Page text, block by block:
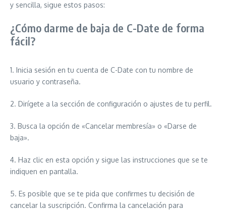
y sencilla, sigue estos pasos:
¿Cómo darme de baja de C-Date de forma
fácil?
1. Inicia sesión en tu cuenta de C-Date con tu nombre de
usuario y contraseña.
2. Dirígete a la sección de configuración o ajustes de tu perfil.
3. Busca la opción de «Cancelar membresía» o «Darse de
baja».
4. Haz clic en esta opción y sigue las instrucciones que se te
indiquen en pantalla.
5. Es posible que se te pida que confirmes tu decisión de
cancelar la suscripción. Confirma la cancelación para